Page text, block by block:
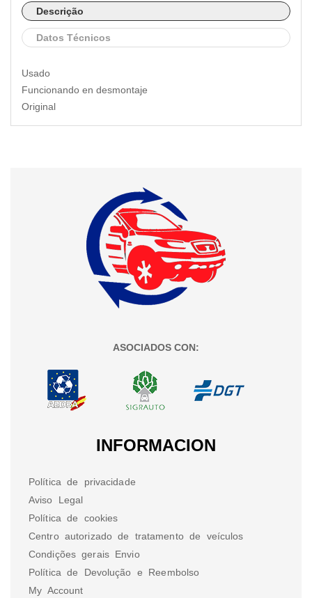
Descrição
Datos Técnicos
Usado
Funcionando en desmontaje
Original
ASOCIADOS CON:
INFORMACION
Política de privacidade
Aviso Legal
Política de cookies
Centro autorizado de tratamento de veículos
Condições gerais Envio
Política de Devolução e Reembolso
My Account